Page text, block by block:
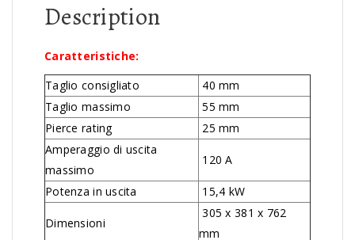
Description
Caratteristiche:
Taglio consigliato
40 mm
Taglio massimo
55 mm
Pierce rating
25 mm
Amperaggio di uscita
massimo
120 A
Potenza in uscita 15,4 kW
Dimensioni
305 x 381 x 762
mm